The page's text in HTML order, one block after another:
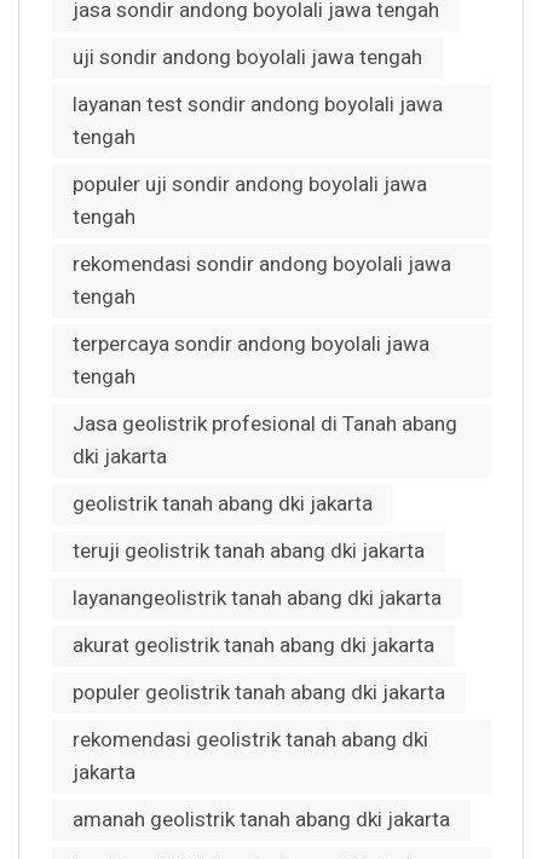
jasa sondir andong boyolali jawa tengah
uji sondir andong boyolali jawa tengah
layanan test sondir andong boyolali jawa
tengah
populer uji sondir andong boyolali jawa
tengah
rekomendasi sondir andong boyolali jawa
tengah
terpercaya sondir andong boyolali jawa
tengah
Jasa geolistrik profesional di Tanah abang
dki jakarta
geolistrik tanah abang dki jakarta
teruji geolistrik tanah abang dki jakarta
layanangeolistrik tanah abang dki jakarta
akurat geolistrik tanah abang dki jakarta
populer geolistrik tanah abang dki jakarta
rekomendasi geolistrik tanah abang dki
jakarta
amanah geolistrik tanah abang dki jakarta